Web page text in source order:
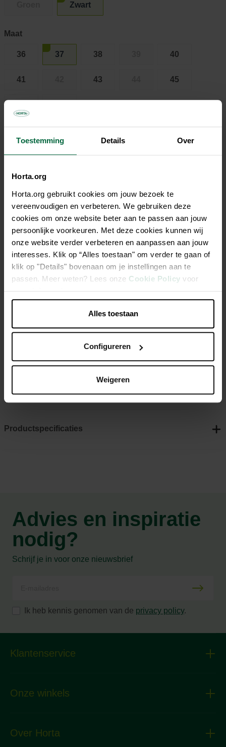
Toestemming Details Over
Horta.org
Horta.org gebruikt cookies om jouw bezoek te
vereenvoudigen en verbeteren. We gebruiken deze
cookies om onze website beter aan te passen aan jouw
persoonlijke voorkeuren. Met deze cookies kunnen wij
onze website verder verbeteren en aanpassen aan jouw
interesses. Klik op “Alles toestaan" om verder te gaan of
klik op "Details" bovenaan om je instellingen aan te
passen. Meer weten? Lees onze Cookie Policy voor
meer informatie.
Alles toestaan
Configureren
Weigeren
Zwart
Maat
36 37 38 40
41 43 45
€ 57,95
Beschrijving
Een echte winterlaars geschikt voor outdoor activiteiten
waarbij warme voeten zijn gegarandeerd tot -15°C. De laars
winterse ondergronden.
Outdoor
warme voeten tot -15°C
Antislip loopzool
Productspecificaties
Advies en inspiratie
nodig?
Schrijf je in voor onze nieuwsbrief
Ik heb kennis genomen van de privacy policy.
Klantenservice
Onze winkels
Over Horta